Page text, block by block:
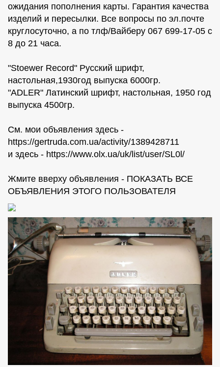
ожидания пополнения карты. Гарантия качества
изделий и пересылки. Все вопросы по эл.почте
круглосуточно, а по тлф/Вайберу 067 699-17-05 с
8 до 21 часа.
"Stoewer Record" Русский шрифт,
настольная,1930год выпуска 6000гр.
"ADLER" Латинский шрифт, настольная, 1950 год
выпуска 4500гр.
См. мои объявления здесь -
https://gertruda.com.ua/activity/1389428711
и здесь - https://www.olx.ua/uk/list/user/SL0l/
Жмите вверху объявления - ПОКАЗАТЬ ВСЕ
ОБЪЯВЛЕНИЯ ЭТОГО ПОЛЬЗОВАТЕЛЯ